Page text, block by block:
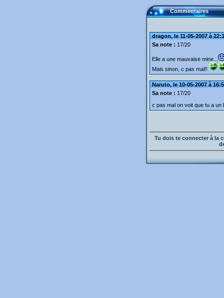
Commentaires
dragon, le 11-05-2007 à
Sa note : 17/20
Elle a une mauvaise mine...
Mais sinon, c pas mal!!
Naruto, le 10-05-2007 à
Sa note : 17/20
c pas mal on voit que tu a un
Tu dois te connecter à la